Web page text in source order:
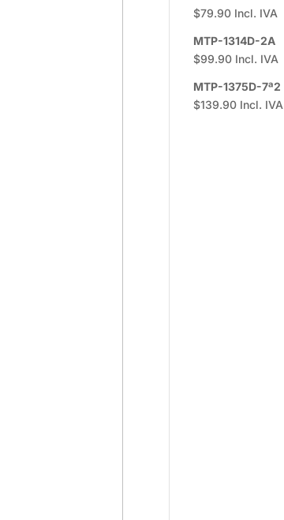
$79.90 Incl. IVA
MTP-1314D-2A
$99.90 Incl. IVA
MTP-1375D-7ª2
$139.90 Incl. IVA